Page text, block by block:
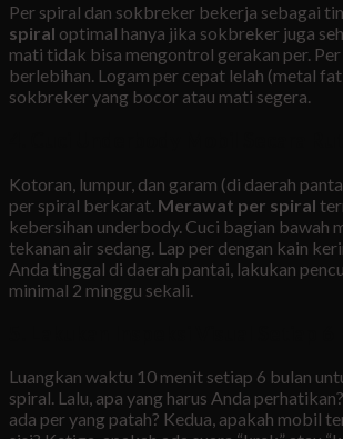
Per spiral dan sokbreker bekerja sebagai
spiral optimal hanya jika sokbreker juga
mati tidak bisa mengontrol gerakan per.
berlebihan. Logam per cepat lelah (metal
sokbreker yang bocor atau mati segera.
Kotoran, lumpur, dan garam (di daerah
per spiral berkarat. Merawat per spiral
kebersihan underbody. Cuci bagian bawah
tekanan air sedang. Lap per dengan kain
Anda tinggal di daerah pantai, lakukan
minimal 2 minggu sekali.
Luangkan waktu 10 menit setiap 6 bulan
spiral. Lalu, apa yang harus Anda
ada per yang patah? Kedua, apakah mobil